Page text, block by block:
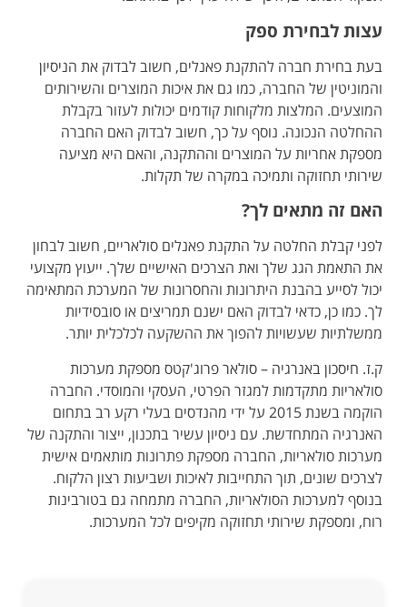
עצות לבחירת ספק
בעת בחירת חברה להתקנת פאנלים, חשוב לבדוק את הניסיון
והמוניטין של החברה, כמו גם את איכות המוצרים והשירותים
המוצעים. המלצות מלקוחות קודמים יכולות לעזור בקבלת
ההחלטה הנכונה. נוסף על כך, חשוב לבדוק האם החברה
מספקת אחריות על המוצרים וההתקנה, והאם היא מציעה
שירותי תחזוקה ותמיכה במקרה של תקלות.
האם זה מתאים לך?
לפני קבלת החלטה על התקנת פאנלים סולאריים, חשוב לבחון
את התאמת הגג שלך ואת הצרכים האישיים שלך. ייעוץ מקצועי
יכול לסייע בהבנת היתרונות והחסרונות של המערכת המתאימה
לך. כמו כן, כדאי לבדוק האם ישנם תמריצים או סובסידיות
ממשלתיות שעשויות להפוך את ההשקעה לכלכלית יותר.
ק.ז. חיסכון באנרגיה – סולאר פרוג'קטס מספקת מערכות
סולאריות מתקדמות למגזר הפרטי, העסקי והמוסדי. החברה
הוקמה בשנת 2015 על ידי מהנדסים בעלי רקע רב בתחום
האנרגיה המתחדשת. עם ניסיון עשיר בתכנון, ייצור והתקנה של
מערכות סולאריות, החברה מספקת פתרונות מותאמים אישית
לצרכים שונים, תוך התחייבות לאיכות ושביעות רצון הלקוח.
בנוסף למערכות הסולאריות, החברה מתמחה גם בטורבינות
רוח, ומספקת שירותי תחזוקה מקיפים לכל המערכות.